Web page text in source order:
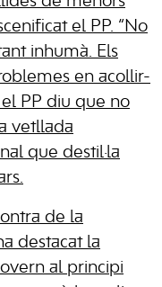
el PP. “No
inhumà. Els
en acollir-
el PP diu que no
vetllada
que destil·la
de la
destacat la
al principi